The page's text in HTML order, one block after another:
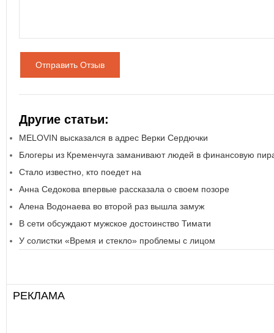
Отправить Отзыв
Другие статьи:
MELOVIN высказался в адрес Верки Сердючки
Блогеры из Кременчуга заманивают людей в финансовую
Стало известно, кто поедет на
Анна Седокова впервые рассказала о своем позоре
Алена Водонаева во второй раз вышла замуж
В сети обсуждают мужское достоинство Тимати
У солистки «Время и стекло» проблемы с лицом
РЕКЛАМА